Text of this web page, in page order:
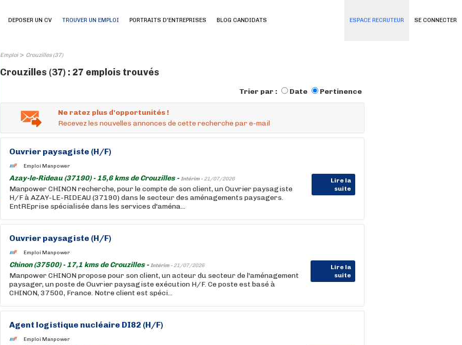
SE CONNECTER
DEPOSER UN CV TROUVER UN EMPLOI PORTRAITS D'ENTREPRISES BLOG CANDIDATS ESPACE RECRUTEUR
Emploi> Crouzilles (37)
Crouzilles (37) : 27 emplois trouvés
Trier par : Date Pertinence
Ne ratez plus d'opportunités !
Recevez les nouvelles annonces de cette recherche par e-mail
Ouvrier paysagiste (H/F)
Emploi Manpower
Azay-le-Rideau (37190) - 15,6 kms de Crouzilles -Intérim - 21/07/2026
Lire la
suite
Manpower CHINON recherche, pour le compte de son client, un Ouvrier paysagiste
H/F à AZAY-LE-RIDEAU (37190) dans le secteur des aménagements paysagers.
EntREprise spécialisée dans les services d'aména...
Ouvrier paysagiste (H/F)
Emploi Manpower
Chinon (37500) - 17,1 kms de Crouzilles -Intérim - 21/07/2026
Lire la
suite
Manpower CHINON propose pour son client, un acteur du secteur de l'aménagement
paysager, un poste de Ouvrier paysagiste exécution H/F. Ce poste est basé à
CHINON, 37500, France. Notre client est spéci...
Agent logistique nucléaire DI82 (H/F)
Emploi Manpower